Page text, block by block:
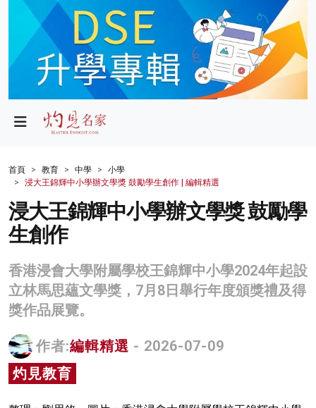
政局
財經
生活
健康
商業
科技
影片
名家榜
灼見活動
首頁 教育 中學
小學
浸大王錦輝中小學辦文學獎 鼓勵學生創作 | 編輯精選
浸大王錦輝中小學辦文學獎 鼓勵學
生創作
香港浸會大學附屬學校王錦輝中小學2024年起設
立林馬思蘊文學獎，7月8日舉行年度頒獎禮及得
獎作品展覽。
作者:編輯精選 - 2026-07-09
灼見教育